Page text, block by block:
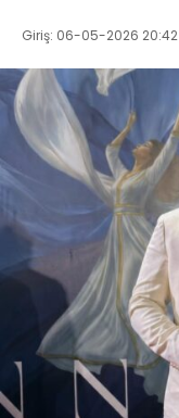
Giriş: 06-05-2026 20:42